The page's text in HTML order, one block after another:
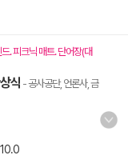
. 피크닉 매트. 단어장(대
식 - 공사공단, 언론사, 금
10.0